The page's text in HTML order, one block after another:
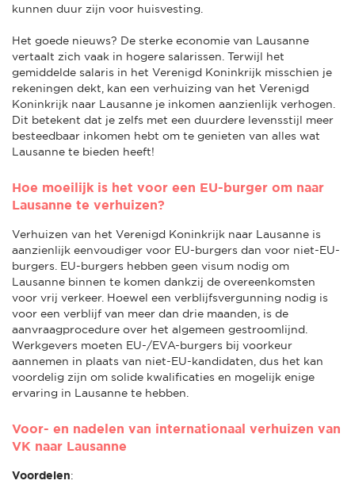
kunnen duur zijn voor huisvesting.
Het goede nieuws? De sterke economie van Lausanne
vertaalt zich vaak in hogere salarissen. Terwijl het
gemiddelde salaris in het Verenigd Koninkrijk misschien je
rekeningen dekt, kan een verhuizing van het Verenigd
Koninkrijk naar Lausanne je inkomen aanzienlijk verhogen.
Dit betekent dat je zelfs met een duurdere levensstijl meer
besteedbaar inkomen hebt om te genieten van alles wat
Lausanne te bieden heeft!
Hoe moeilijk is het voor een EU-burger om naar
Lausanne te verhuizen?
Verhuizen van het Verenigd Koninkrijk naar Lausanne is
aanzienlijk eenvoudiger voor EU-burgers dan voor niet-EU-
burgers. EU-burgers hebben geen visum nodig om
Lausanne binnen te komen dankzij de overeenkomsten
voor vrij verkeer. Hoewel een verblijfsvergunning nodig is
voor een verblijf van meer dan drie maanden, is de
aanvraagprocedure over het algemeen gestroomlijnd.
Werkgevers moeten EU-/EVA-burgers bij voorkeur
aannemen in plaats van niet-EU-kandidaten, dus het kan
voordelig zijn om solide kwalificaties en mogelijk enige
ervaring in Lausanne te hebben.
Voor- en nadelen van internationaal verhuizen van
VK naar Lausanne
Voordelen: